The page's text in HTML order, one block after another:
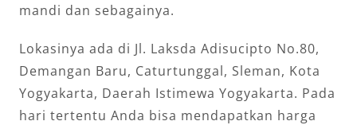
mandi dan sebagainya.
Lokasinya ada di Jl. Laksda Adisucipto No.80,
Demangan Baru, Caturtunggal, Sleman, Kota
Yogyakarta, Daerah Istimewa Yogyakarta. Pada
hari tertentu Anda bisa mendapatkan harga